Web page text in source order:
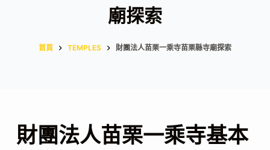
廟探索
首頁 TEMPLES 財團法人苗栗一乘寺苗栗縣寺廟探索
財團法人苗栗一乘寺基本